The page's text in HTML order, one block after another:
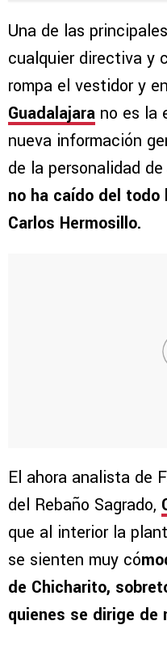
Una de las
cualquier directiva y
rompa el vestidor y
Guadalajara no es la
nueva información
de la personalidad de
no ha caído del todo
Carlos Hermosillo.
El ahora analista de
del Rebaño Sagrado,
que al interior la
se sienten muy có
de Chicharito,
quienes se dirige de